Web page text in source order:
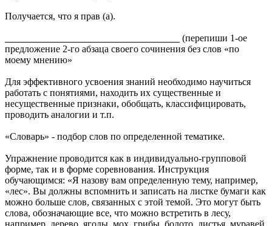
Получается, что я прав (а).
(перепиши 1-ое
предложение 2-го абзаца своего сочинения без слов «по
моему мнению»
Для эффективного усвоения знаний необходимо научиться
работать с понятиями, находить их существенные и
несущественные признаки, обобщать, классифицировать,
проводить аналогии и т.п.
«Словарь» - подбор слов по определенной тематике.
Упражнение проводится как в индивидуально-групповой
форме, так и в форме соревнования. Инструкция
обучающимся: «Я назову вам определенную тему, например,
«лес». Вы должны вспомнить и записать на листке бумаги как
можно больше слов, связанных с этой темой. Это могут быть
слова, обозначающие все, что можно встретить в лесу,
например, дерево, ягоды, мох, грибы, болото, листья, муравей,